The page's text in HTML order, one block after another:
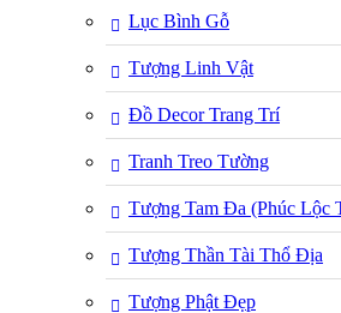
Lục Bình Gỗ
Tượng Linh Vật
Đồ Decor Trang Trí
Tranh Treo Tường
Tượng Tam Đa (Phúc Lộc
Tượng Thần Tài Thổ Địa
Tượng Phật Đẹp